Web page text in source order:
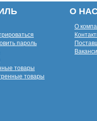
пароль
товары
товары
О
О